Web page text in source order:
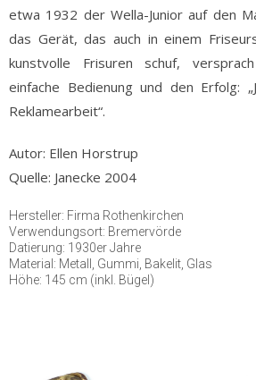
etwa 1932 der Wella-Junior auf den
das Gerät, das auch in einem
kunstvolle Frisuren schuf,
einfache Bedienung und den Erfolg:
Reklamearbeit“.
Autor: Ellen Horstrup
Quelle: Janecke 2004
Hersteller: Firma Rothenkirchen
Verwendungsort: Bremervörde
Datierung: 1930er Jahre
Material: Metall, Gummi, Bakelit, Glas
Höhe: 145 cm (inkl. Bügel)